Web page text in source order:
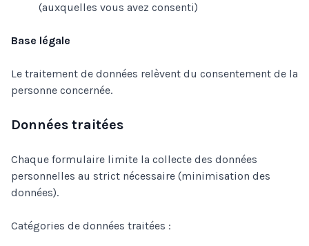
(auxquelles vous avez consenti)
Base légale
Le traitement de données relèvent du consentement de la
personne concernée.
Données traitées
Chaque formulaire limite la collecte des données
personnelles au strict nécessaire (minimisation des
données).
Catégories de données traitées :